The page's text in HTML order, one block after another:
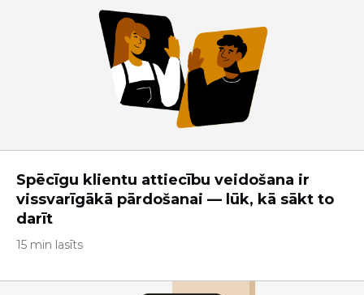
Spēcīgu klientu attiecību veidošana ir
vissvarīgākā pārdošanai — lūk, kā sākt to
darīt
15 min lasīts